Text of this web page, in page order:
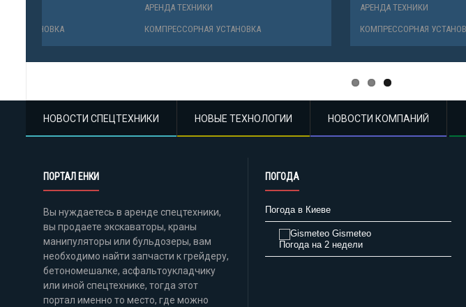
КОМПРЕССОРНАЯ УСТАНОВКА КОМПРЕССОРНАЯ УСТАНОВКА
НОВОСТИ СПЕЦТЕХНИКИ НОВЫЕ ТЕХНОЛОГИИ НОВОСТИ КОМПАНИЙ
ПОРТАЛ ЕНКИ
Вы нуждаетесь в аренде спецтехники,
вы продаете экскаваторы, краны
манипуляторы или бульдозеры, вам
необходимо найти запчасти к грейдеру,
бетономешалке, асфальтоукладчику
или иной спецтехнике, тогда этот
портал именно то место, где можно
ПОГОДА
Погода в Киеве
Gismeteo
Погода на 2 недели